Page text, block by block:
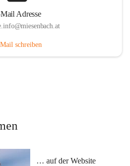
Adresse
schreiben
… auf der Website